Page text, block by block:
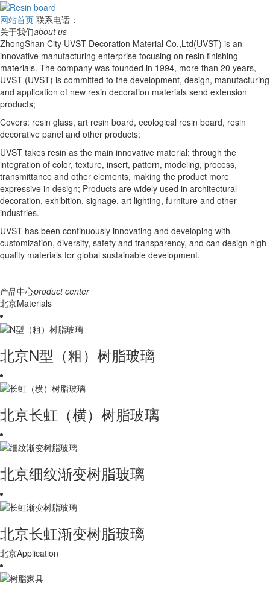
网站首页 联系电话：
关于我们about us
ZhongShan City UVST Decoration Material Co.,Ltd(UVST) is an
innovative manufacturing enterprise focusing on resin finishing
materials. The company was founded in 1994, more than 20 years,
UVST (UVST) is committed to the development, design, manufacturing
and application of new resin decoration materials send extension
products;
Covers: resin glass, art resin board, ecological resin board, resin
decorative panel and other products;
UVST takes resin as the main innovative material: through the
integration of color, texture, insert, pattern, modeling, process,
transmittance and other elements, making the product more
expressive in design; Products are widely used in architectural
decoration, exhibition, signage, art lighting, furniture and other
industries.
UVST has been continuously innovating and developing with
customization, diversity, safety and transparency, and can design high-
quality materials for global sustainable development.
产品中心product center
北京Materials
北京N型（粗）树脂玻璃
北京长虹（横）树脂玻璃
北京细纹渐变树脂玻璃
北京长虹渐变树脂玻璃
北京Application